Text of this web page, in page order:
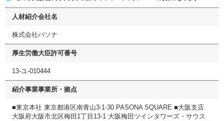
人材紹介会社名
株式会社パソナ
厚生労働大臣許可番号
13-ユ-010444
紹介事業事業所・拠点
■東京本社 東京都港区南青山3-1-30 PASONA SQUARE ■大阪支店
大阪府大阪市北区梅田1丁目13-1 大阪梅田ツインタワーズ・サウス